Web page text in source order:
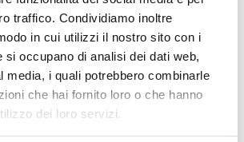
traffico. Condividiamo inoltre
in cui utilizzi il nostro sito con i
si occupano di analisi dei dati web,
media, i quali potrebbero combinarle
che hai fornito loro o che hanno
dei loro servizi.